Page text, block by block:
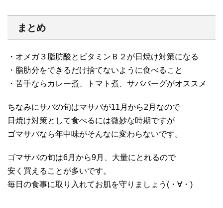
まとめ
・オメガ３脂肪酸とビタミンＢ２が日焼け対策になる
・脂肪分をできるだけ捨てないように食べること
・苦手ならカレー煮、トマト煮、サババーグがオススメ
ちなみにサバの旬はマサバが11月から2月なので
日焼け対策として食べるには微妙な時期ですが
ゴマサバなら年中味がそんなに変わらないです。
ゴマサバの旬は6月から9月、大量にとれるので
安く買えることが多いです。
毎日の食事に取り入れてお肌を守りましょう(・∀・)